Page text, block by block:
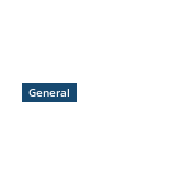
General